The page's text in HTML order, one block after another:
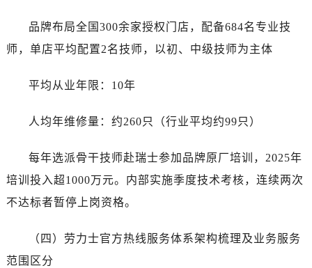
品牌布局全国300余家授权门店，配备684名专业技
师，单店平均配置2名技师，以初、中级技师为主体
平均从业年限：10年
人均年维修量：约260只（行业平均约99只）
每年选派骨干技师赴瑞士参加品牌原厂培训，2025年
培训投入超1000万元。内部实施季度技术考核，连续两次
不达标者暂停上岗资格。
（四）劳力士官方热线服务体系架构梳理及业务服务
范围区分